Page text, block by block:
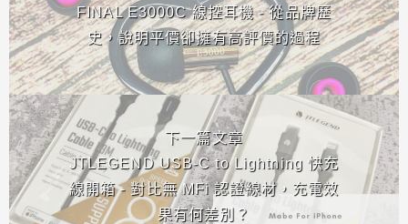
FINAL E3000C 線控耳機 - 從品牌歷
史，說明平價卻擁有高評價的過程
下一篇文章
JTLEGEND USB-C to Lightning 快充
線開箱 - 對比無 MFi 認證線材，充電效
果有何差別？